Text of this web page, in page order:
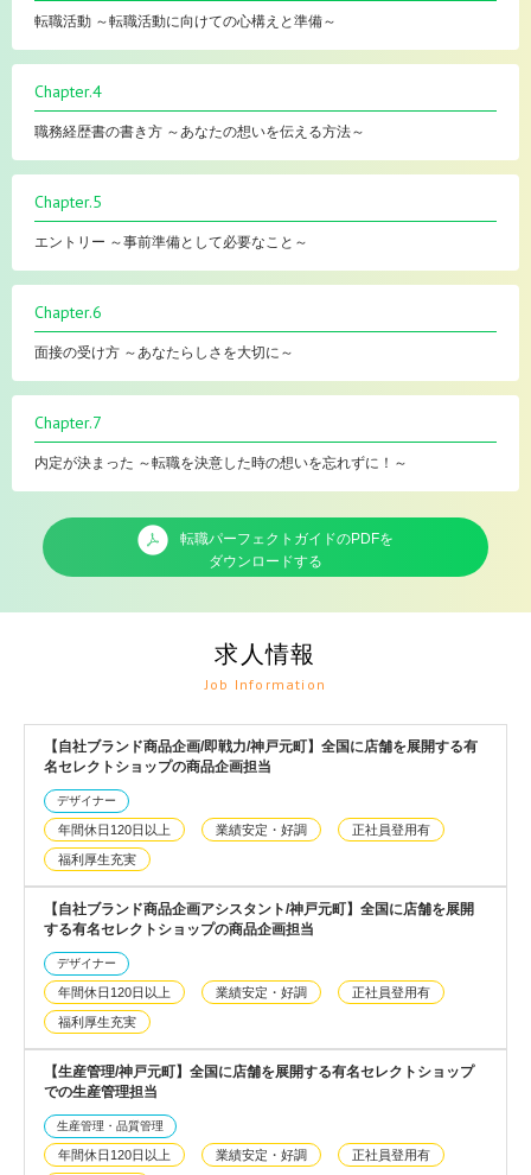
転職活動 ～転職活動に向けての心構えと準備～
Chapter.4
職務経歴書の書き方 ～あなたの想いを伝える方法～
Chapter.5
エントリー ～事前準備として必要なこと～
Chapter.6
面接の受け方 ～あなたらしさを大切に～
Chapter.7
内定が決まった ～転職を決意した時の想いを忘れずに！～
転職パーフェクトガイドのPDFを
ダウンロードする
求人情報
Job Information
【自社ブランド商品企画/即戦力/神戸元町】全国に店舗を展開する有
名セレクトショップの商品企画担当
デザイナー
年間休日120日以上 業績安定・好調 正社員登用有
福利厚生充実
【自社ブランド商品企画アシスタント/神戸元町】全国に店舗を展開
する有名セレクトショップの商品企画担当
デザイナー
年間休日120日以上 業績安定・好調 正社員登用有
福利厚生充実
【生産管理/神戸元町】全国に店舗を展開する有名セレクトショップ
での生産管理担当
生産管理・品質管理
年間休日120日以上 業績安定・好調 正社員登用有